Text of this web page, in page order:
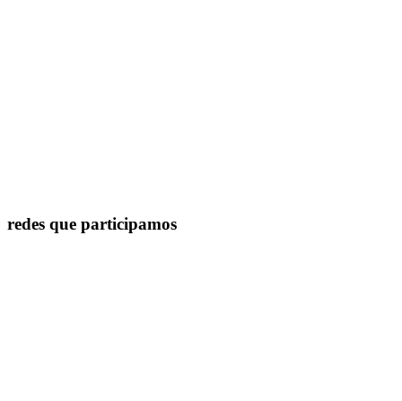
redes que participamos